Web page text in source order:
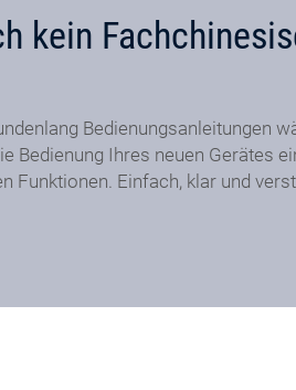
kein
Bedienungsanleitungen
Bedienung Ihres neuen Gerätes
Funktionen. Einfach, klar und